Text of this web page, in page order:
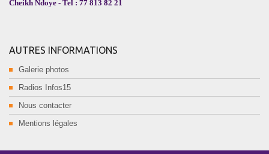
Cheikh Ndoye - Tel : 77 813 82 21
AUTRES INFORMATIONS
Galerie photos
Radios Infos15
Nous contacter
Mentions légales